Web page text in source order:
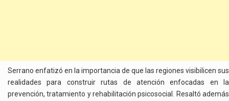
Serrano enfatizó en la importancia de que las regiones visibilicen sus
realidades para construir rutas de atención enfocadas en la
prevención, tratamiento y rehabilitación psicosocial. Resaltó además